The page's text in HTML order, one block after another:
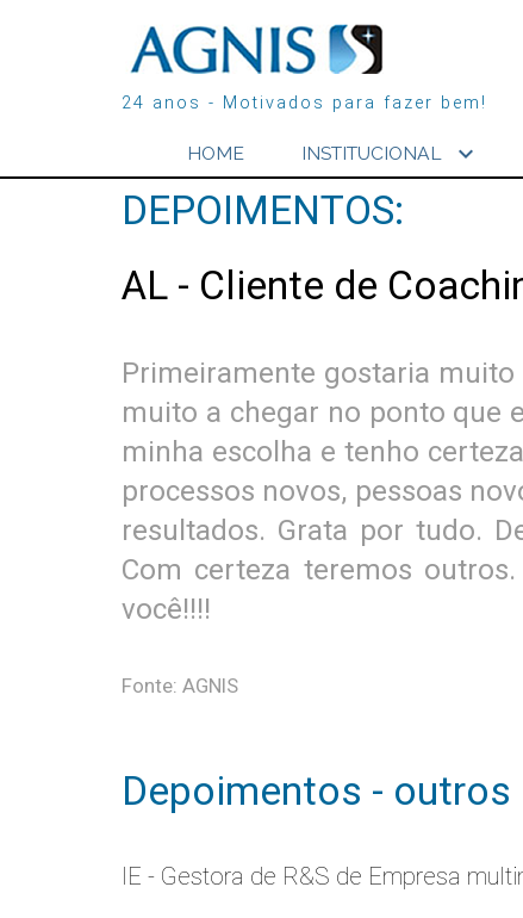
24 anos - Motivados para fazer bem!
HOME INSTITUCIONAL expand_more
DEPOIMENTOS:
AL - Cliente de
Primeiramente gostaria
muito a chegar no ponto que
minha escolha e tenho
processos novos, pessoas
resultados. Grata por tudo.
Com certeza teremos
você!!!!
Fonte: AGNIS
Depoimentos - outros
IE - Gestora de R&S de Empresa